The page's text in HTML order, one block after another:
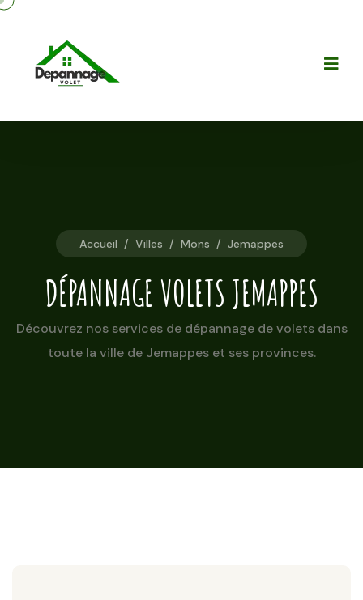
Accueil / Villes / Mons / Jemappes
DÉPANNAGE VOLETS JEMAPPES
Découvrez nos services de dépannage de volets dans
toute la ville de Jemappes et ses provinces.